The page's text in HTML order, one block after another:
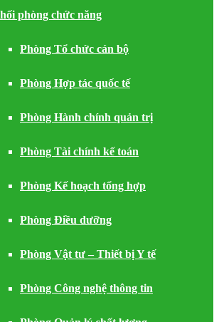
phòng chức năng
Phòng Tổ chức cán bộ
Phòng Hợp tác quốc tế
Phòng Hành chính quản trị
Phòng Tài chính kế toán
Phòng Kế hoạch tổng hợp
Phòng Điều dưỡng
Phòng Vật tư – Thiết bị Y tế
Phòng Công nghệ thông tin